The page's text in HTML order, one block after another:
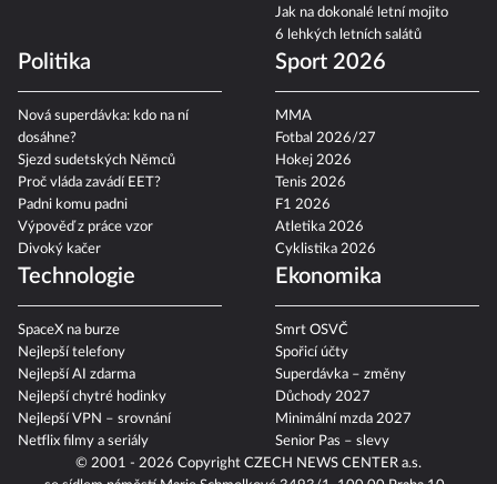
© 2001 - 2026 Copyright CZECH NEWS CENTER a.s.
Jak na dokonalé letní mojito
6 lehkých letních salátů
Politika
Nová superdávka: kdo na ní
dosáhne?
Sjezd sudetských Němců
Proč vláda zavádí EET?
Padni komu padni
Výpověď z práce vzor
Divoký kačer
Sport 2026
MMA
Fotbal 2026/27
Hokej 2026
Tenis 2026
F1 2026
Atletika 2026
Cyklistika 2026
Technologie
SpaceX na burze
Nejlepší telefony
Nejlepší AI zdarma
Nejlepší chytré hodinky
Nejlepší VPN – srovnání
Netflix filmy a seriály
Ekonomika
Smrt OSVČ
Spořicí účty
Superdávka – změny
Důchody 2027
Minimální mzda 2027
Senior Pas – slevy